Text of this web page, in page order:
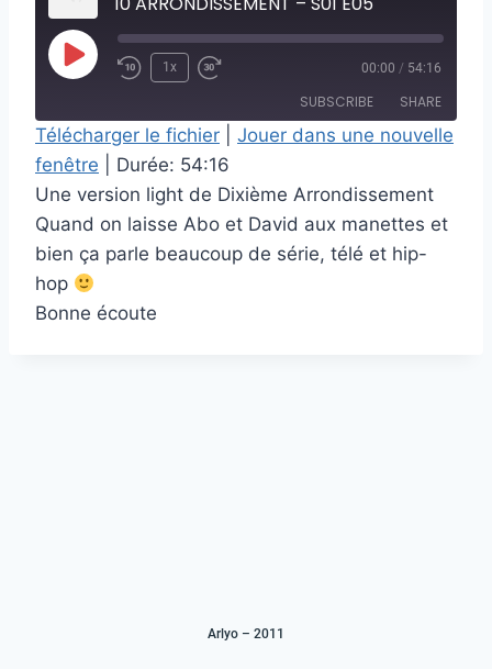
1x 00:00 / 54:16
SUBSCRIBE SHARE
RSS FEED
SHARE
LINK
EMBED
Télécharger le fichier
Jouer dans une nouvelle
fenêtre
Durée: 54:16
Une version light de Dixième Arrondissement
Quand on laisse Abo et David aux manettes et
bien ça parle beaucoup de série, télé et hip-
hop
Bonne écoute
Arlyo – 2011